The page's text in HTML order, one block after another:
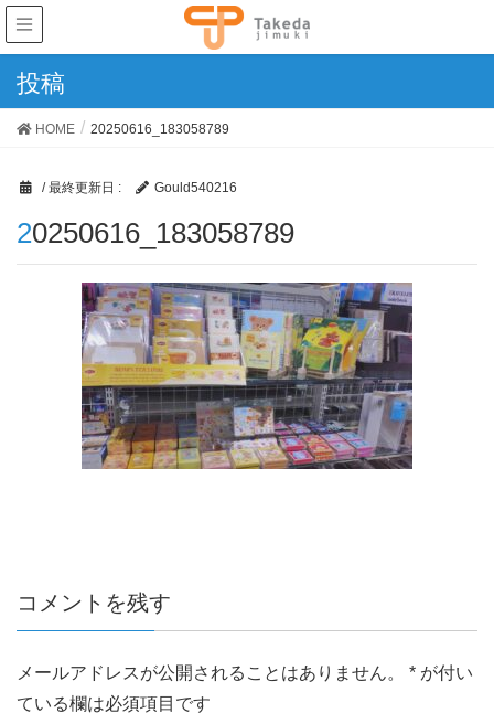
投稿
HOME 20250616_183058789
/ 最終更新日 : Gould540216
20250616_183058789
コメントを残す
メールアドレスが公開されることはありません。 * が付い
ている欄は必須項目です